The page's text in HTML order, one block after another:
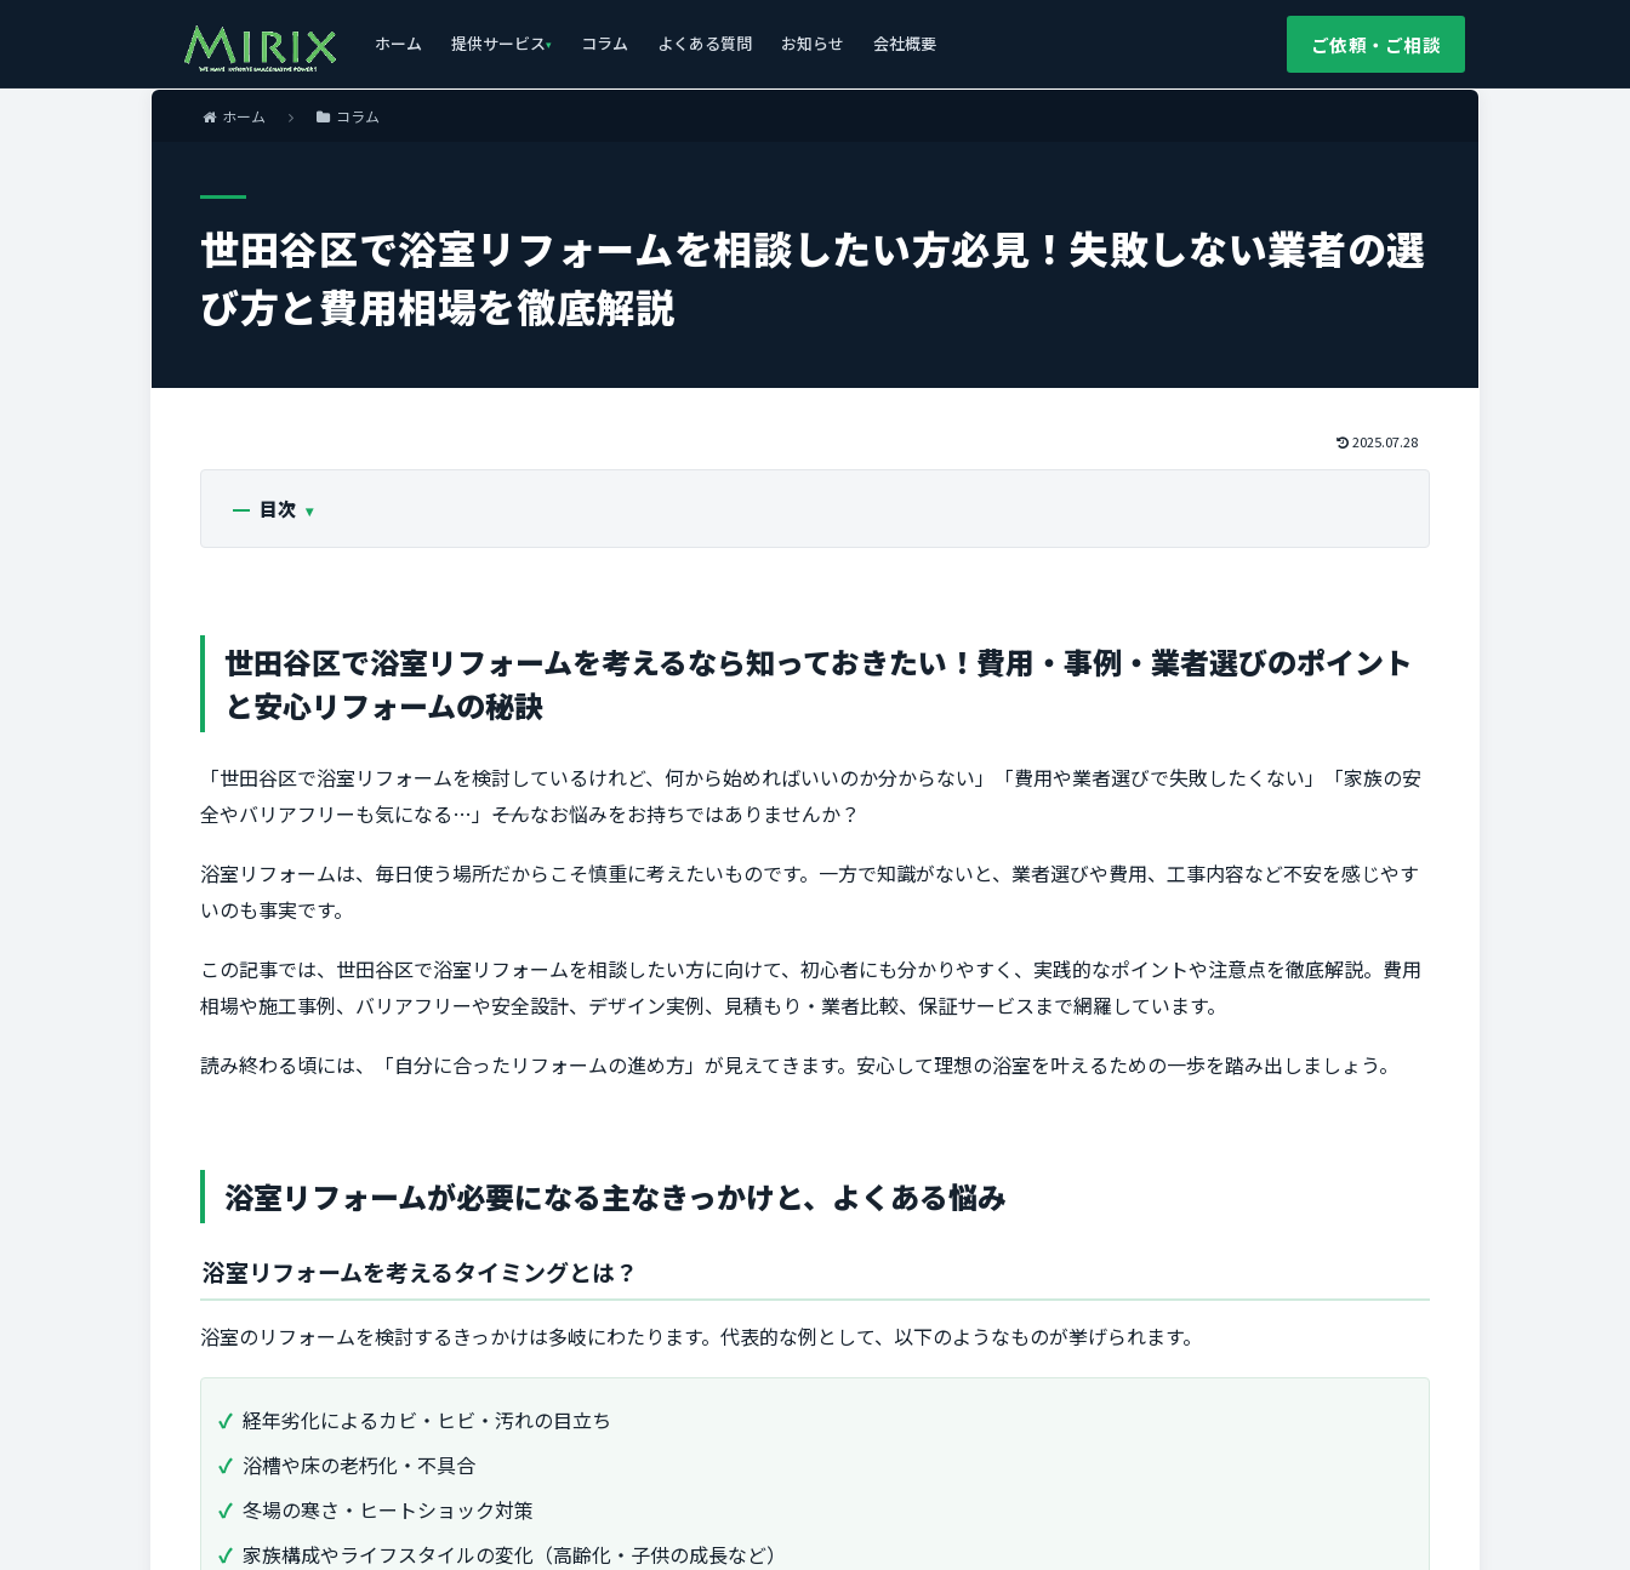
ご依頼・ご相談
ホーム 提供サービス コラム よくある質問 お知らせ 会社概要
ホーム コラム
世田谷区で浴室リフォームを相談したい方必見！失敗しない業者の選
び方と費用相場を徹底解説
2025.07.28
目次
世田谷区で浴室リフォームを考えるなら知っておきたい！費用・事例・業者選びのポイント
と安心リフォームの秘訣
「世田谷区で浴室リフォームを検討しているけれど、何から始めればいいのか分からない」「費用や業者選びで失敗したくない」「家族の安
全やバリアフリーも気になる…」――そんなお悩みをお持ちではありませんか？
浴室リフォームは、毎日使う場所だからこそ慎重に考えたいものです。一方で知識がないと、業者選びや費用、工事内容など不安を感じやす
いのも事実です。
この記事では、世田谷区で浴室リフォームを相談したい方に向けて、初心者にも分かりやすく、実践的なポイントや注意点を徹底解説。費用
相場や施工事例、バリアフリーや安全設計、デザイン実例、見積もり・業者比較、保証サービスまで網羅しています。
読み終わる頃には、「自分に合ったリフォームの進め方」が見えてきます。安心して理想の浴室を叶えるための一歩を踏み出しましょう。
浴室リフォームが必要になる主なきっかけと、よくある悩み
浴室リフォームを考えるタイミングとは？
浴室のリフォームを検討するきっかけは多岐にわたります。代表的な例として、以下のようなものが挙げられます。
経年劣化によるカビ・ヒビ・汚れの目立ち
浴槽や床の老朽化・不具合
冬場の寒さ・ヒートショック対策
家族構成やライフスタイルの変化（高齢化・子供の成長など）